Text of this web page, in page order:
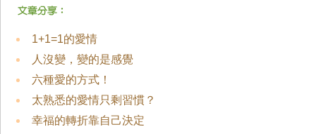
1+1=1的愛情
人沒變，變的是感覺
六種愛的方式！
太熟悉的愛情只剩習慣？
幸福的轉折靠自己決定